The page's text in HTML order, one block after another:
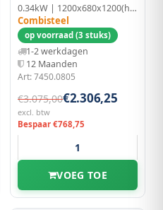
0.34kW | 1200x680x1200(h)mm
Combisteel
op voorraad (3 stuks)
1-2 werkdagen
12 Maanden
Art: 7450.0805
€3.075,00€2.306,25
excl. btw
Bespaar €768,75
VOEG TOE